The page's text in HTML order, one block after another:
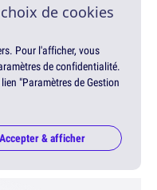
de cookies
Pour l'afficher, vous
de confidentialité.
"Paramètres de Gestion
Accepter & afficher